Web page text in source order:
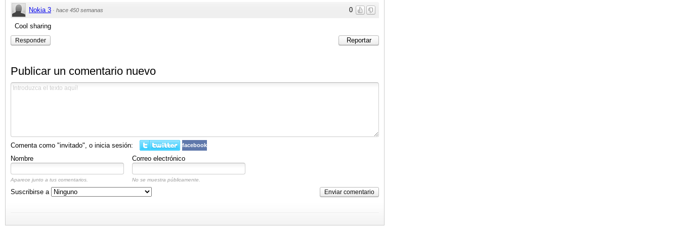
0
Nokia 3 · hace 450 semanas
Cool sharing
Reportar
Responder
Publicar un comentario nuevo
Comenta como "invitado", o inicia sesión: facebook
Nombre Correo electrónico
Aparece junto a tus comentarios. No se muestra públicamente.
Enviar comentario
Suscribirse a